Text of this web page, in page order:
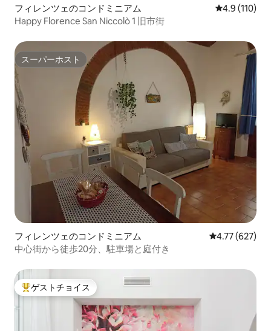
フィレンツェのコンドミニアム レビュー110
4.9 (110)
Happy Florence San Niccolò 1 旧市街
スーパーホスト
スーパーホスト
フィレンツェのコンドミニアム レビュー627
4.77 (627)
中心街から徒歩20分、駐車場と庭付き
大好評のゲストチョイスです。
ゲストチョイス